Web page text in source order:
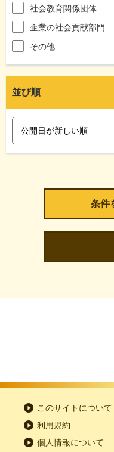
社会教育関係団体
企業の社会貢献部門
その他
並び順
このサイトについて
利用規約
個人情報について